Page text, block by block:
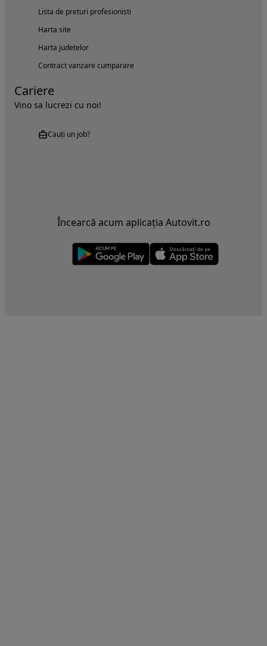
Lista de preturi profesionisti
Harta site
Harta judetelor
Contract vanzare cumparare
Cariere
Vino sa lucrezi cu noi!
Cauți un job?
Încearcă acum aplicația Autovit.ro